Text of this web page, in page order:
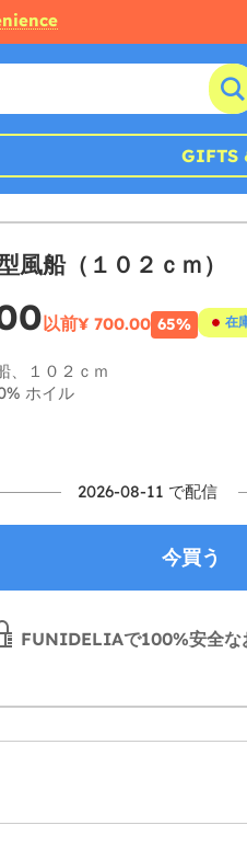
GIFTS
風船（１０２ｃｍ）
以前¥ 700.00 65% 在
、１０２ｃｍ
ホイル
2026-08-11 で配信
今買う
FUNIDELIAで100%安全な